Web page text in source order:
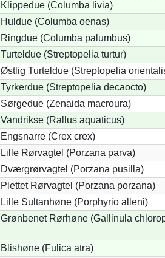
Klippedue (Columba livia)
Huldue (Columba oenas)
Ringdue (Columba palumbus)
Turteldue (Streptopelia turtur)
Østlig Turteldue (Streptopelia
Tyrkerdue (Streptopelia decaocto)
Sørgedue (Zenaida macroura)
Vandrikse (Rallus aquaticus)
Engsnarre (Crex crex)
Lille Rørvagtel (Porzana parva)
Dværgrørvagtel (Porzana pusilla)
Plettet Rørvagtel (Porzana porzana)
Lille Sultanhøne (Porphyrio alleni)
Grønbenet Rørhøne (Gallinula
Blishøne (Fulica atra)